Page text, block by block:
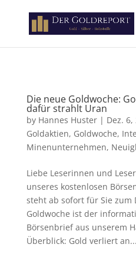
Die neue Goldwoche:
dafür strahlt Uran
by Hannes Huster| Dez. 6,
Goldaktien, Goldwoche,
Minenunternehmen,
Liebe Leserinnen und
unseres kostenlosen
steht ab sofort für Sie zum
Goldwoche ist der
Börsenbrief aus unserem
Überblick: Gold verliert an...